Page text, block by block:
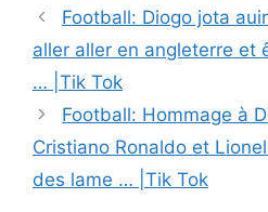
Navigation
des
articles
Football: Diogo jota
aller aller en angleterre et
… |Tik Tok
Football: Hommage à
Cristiano Ronaldo et
des lame … |Tik Tok